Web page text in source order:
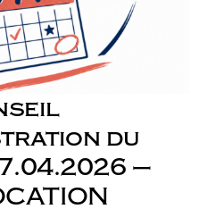
du
–